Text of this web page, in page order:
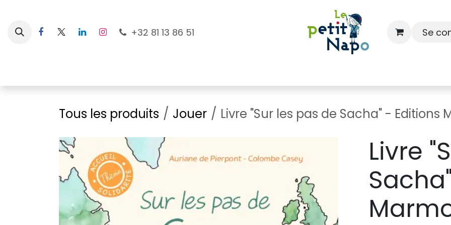
+32 81 13 86 51 Se
Tous les produits Jouer Livre "Sur les pas de Sacha" - Editions
Livre